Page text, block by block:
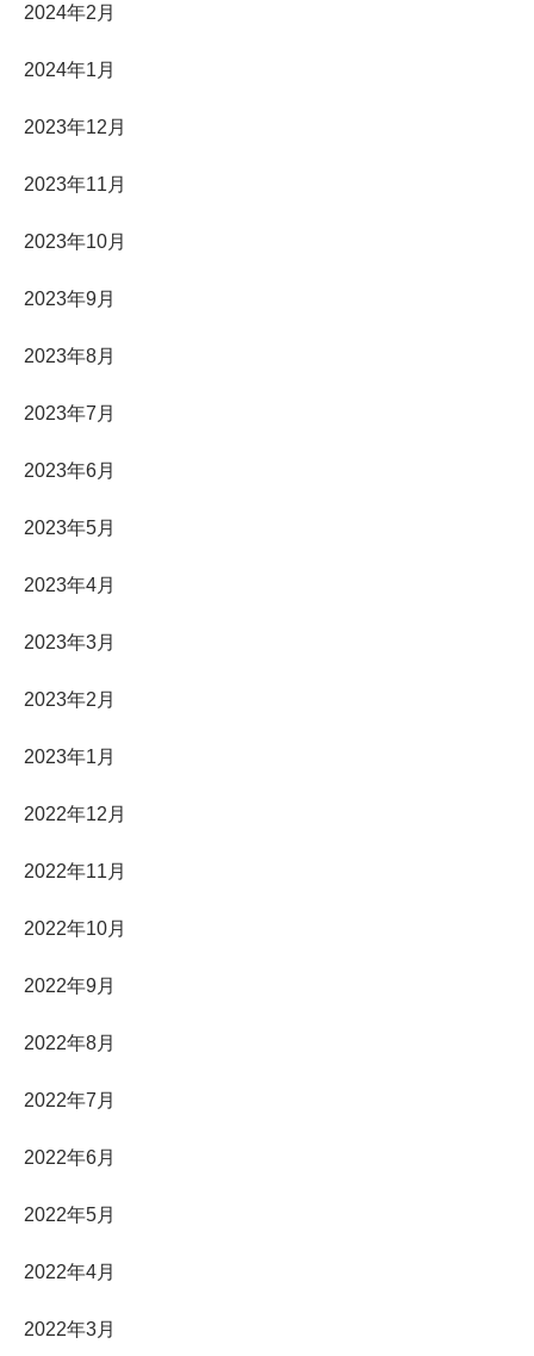
2024年2月
2024年1月
2023年12月
2023年11月
2023年10月
2023年9月
2023年8月
2023年7月
2023年6月
2023年5月
2023年4月
2023年3月
2023年2月
2023年1月
2022年12月
2022年11月
2022年10月
2022年9月
2022年8月
2022年7月
2022年6月
2022年5月
2022年4月
2022年3月